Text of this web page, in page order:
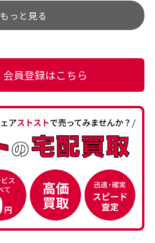
うぐらい目立つことなく綺
麗な商品でお安く購入でき
もっと見る
会員登録はこちら